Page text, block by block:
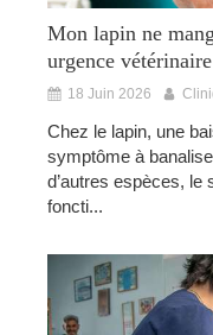
Mon lapin ne
urgence
18 Juin 2026
Chez le lapin, une
symptôme à
d’autres espèces, le
foncti...